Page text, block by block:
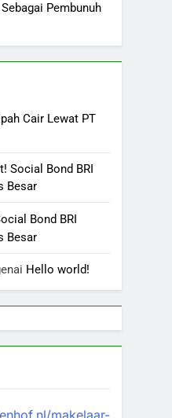
Pembunuh
Cair Lewat PT
Social Bond BRI
Besar
Bond BRI
Besar
Hello world!
makelaar-